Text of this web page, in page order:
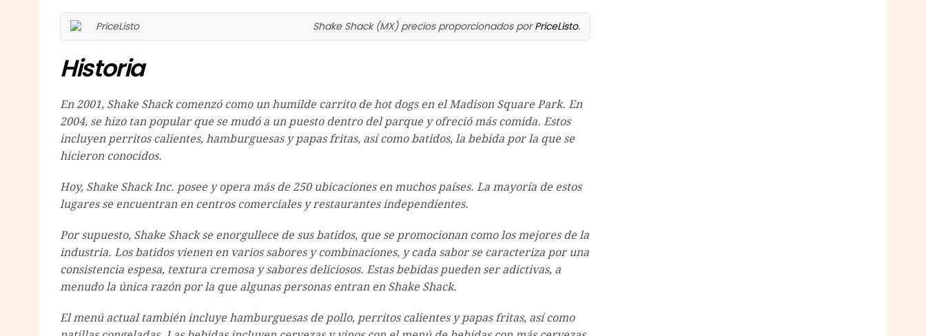
Shake Shack (MX) precios proporcionados porPriceListo.
Historia
En 2001, Shake Shack comenzó como un humilde carrito de hot dogs en el Madison Square Park. En
2004, se hizo tan popular que se mudó a un puesto dentro del parque y ofreció más comida. Estos
incluyen perritos calientes, hamburguesas y papas fritas, así como batidos, la bebida por la que se
hicieron conocidos.
Hoy, Shake Shack Inc. posee y opera más de 250 ubicaciones en muchos países. La mayoría de estos
lugares se encuentran en centros comerciales y restaurantes independientes.
Por supuesto, Shake Shack se enorgullece de sus batidos, que se promocionan como los mejores de la
industria. Los batidos vienen en varios sabores y combinaciones, y cada sabor se caracteriza por una
consistencia espesa, textura cremosa y sabores deliciosos. Estas bebidas pueden ser adictivas, a
menudo la única razón por la que algunas personas entran en Shake Shack.
El menú actual también incluye hamburguesas de pollo, perritos calientes y papas fritas, así como